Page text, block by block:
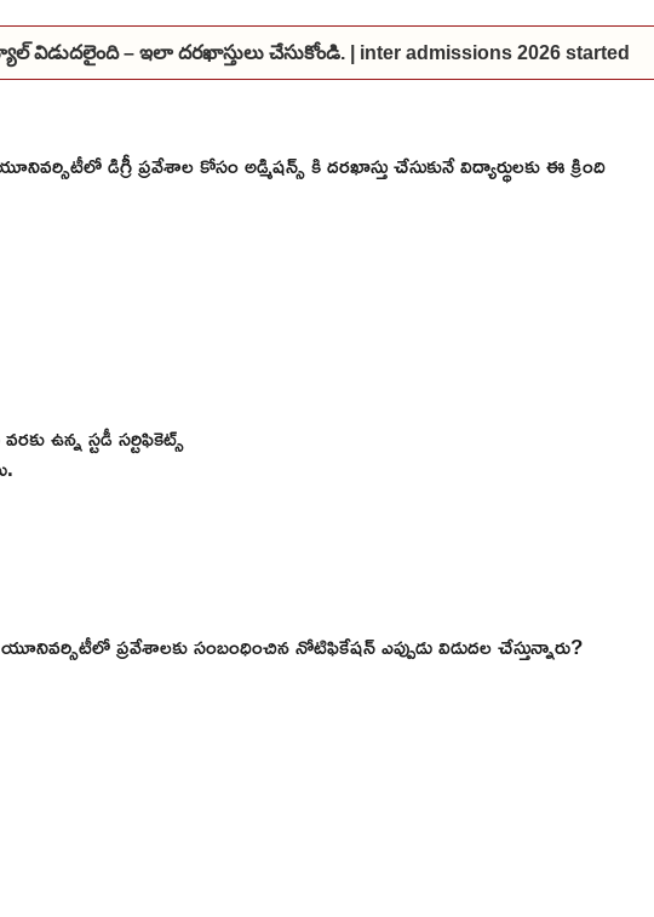
విడుదలైంది – ఇలా దరఖాస్తులు చేసుకోండి. | inter admissions 2026 started
డిగ్రీ ప్రవేశాల కోసం అడ్మిషన్స్ కి దరఖాస్తు చేసుకునే విద్యార్థులకు ఈ క్రింది
ఉన్న స్టడీ సర్టిఫికెట్స్
యూనివర్సిటీలో ప్రవేశాలకు సంబంధించిన నోటిఫికేషన్ ఎప్పుడు విడుదల చేస్తున్నారు?